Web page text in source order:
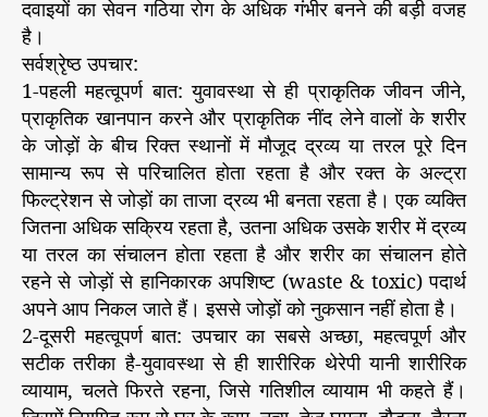
दवाइयों का सेवन गठिया रोग के अधिक गंभीर बनने की बड़ी वजह
है।
सर्वश्रृेष्ठ उपचार:
1-पहली महत्वूपर्ण बात: युवावस्था से ही प्राकृतिक जीवन जीने,
प्राकृतिक खानपान करने और प्राकृतिक नींद लेने वालों के शरीर
के जोड़ों के बीच रिक्त स्थानों में मौजूद द्रव्य या तरल पूरे दिन
सामान्य रूप से परिचालित होता रहता है और रक्त के अल्ट्रा
फिल्ट्रेशन से जोड़ों का ताजा द्रव्य भी बनता रहता है। एक व्यक्ति
जितना अधिक सक्रिय रहता है, उतना अधिक उसके शरीर में द्रव्य
या तरल का संचालन होता रहता है और शरीर का संचालन होते
रहने से जोड़ों से हानिकारक अपशिष्ट (waste & toxic) पदार्थ
अपने आप निकल जाते हैं। इससे जोड़ों को नुकसान नहीं होता है।
2-दूसरी महत्वूपर्ण बात: उपचार का सबसे अच्छा, महत्वपूर्ण और
सटीक तरीका है-युवावस्था से ही शारीरिक थेरेपी यानी शारीरिक
व्यायाम, चलते फिरते रहना, जिसे गतिशील व्यायाम भी कहते हैं।